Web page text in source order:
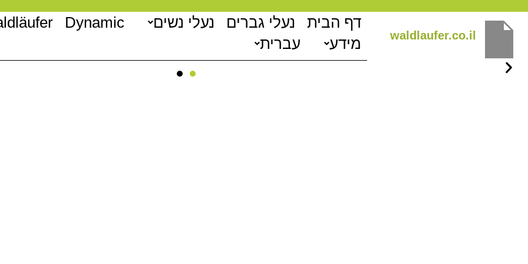
דילוג
לתוכן
waldlaufer.co.il
דף הבית נעלי גברים נעלי נשים Dynamic
מידע
עברית